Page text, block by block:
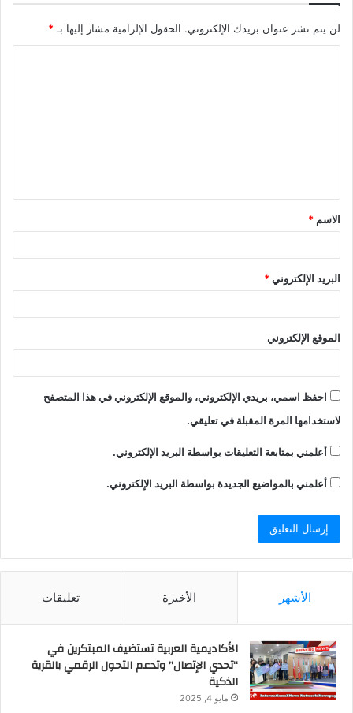
لن يتم نشر عنوان بريدك الإلكتروني. الحقول الإلزامية مشار إليها بـ *
الاسم *
البريد الإلكتروني*
الموقع الإلكتروني
احفظ اسمي، بريدي الإلكتروني، والموقع الإلكتروني في هذا المتصفح
لاستخدامها المرة المقبلة في تعليقي.
أعلمني بمتابعة التعليقات بواسطة البريد الإلكتروني.
أعلمني بالمواضيع الجديدة بواسطة البريد الإلكتروني.
الأشهر الأخيرة تعليقات
الأكاديمية العربية تستضيف المبتكرين في
“تحدي الإتصال” وتدعم التحول الرقمي بالقرية
الذكية
مايو 4, 2025